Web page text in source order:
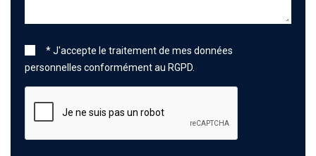
* J'accepte le traitement de mes données
personnelles conformément au RGPD.